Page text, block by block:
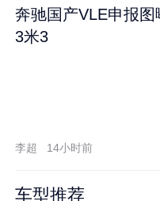
奔驰国产VLE申报
3米3
李超 14小时前
车型推荐